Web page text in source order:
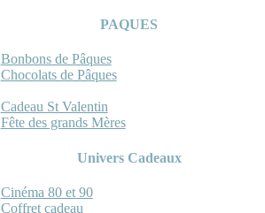
PAQUES
Bonbons de Pâques
Chocolats de Pâques
Cadeau St Valentin
Fête des grands Mères
Univers Cadeaux
Cinéma 80 et 90
Coffret cadeau